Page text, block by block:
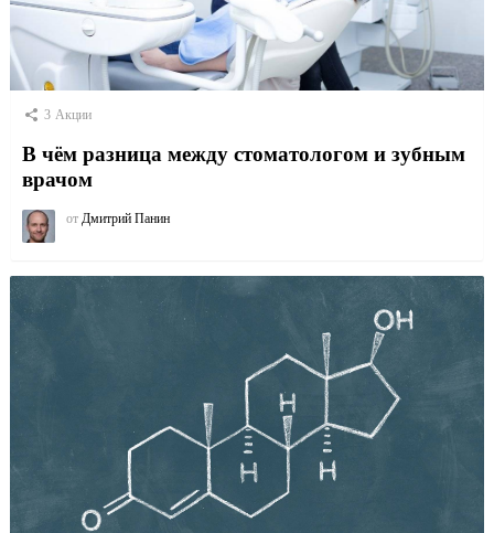
3 Акции
В чём разница между стоматологом и зубным
врачом
от Дмитрий Панин